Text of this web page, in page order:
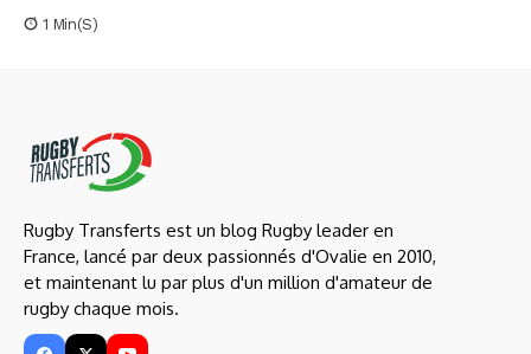
1 Min(s)
Rugby Transferts est un blog Rugby leader en
France, lancé par deux passionnés d'Ovalie en 2010,
et maintenant lu par plus d'un million d'amateur de
rugby chaque mois.